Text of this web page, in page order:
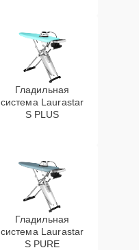
Гладильная
система Laurastar
S PLUS
Гладильная
система Laurastar
S PURE